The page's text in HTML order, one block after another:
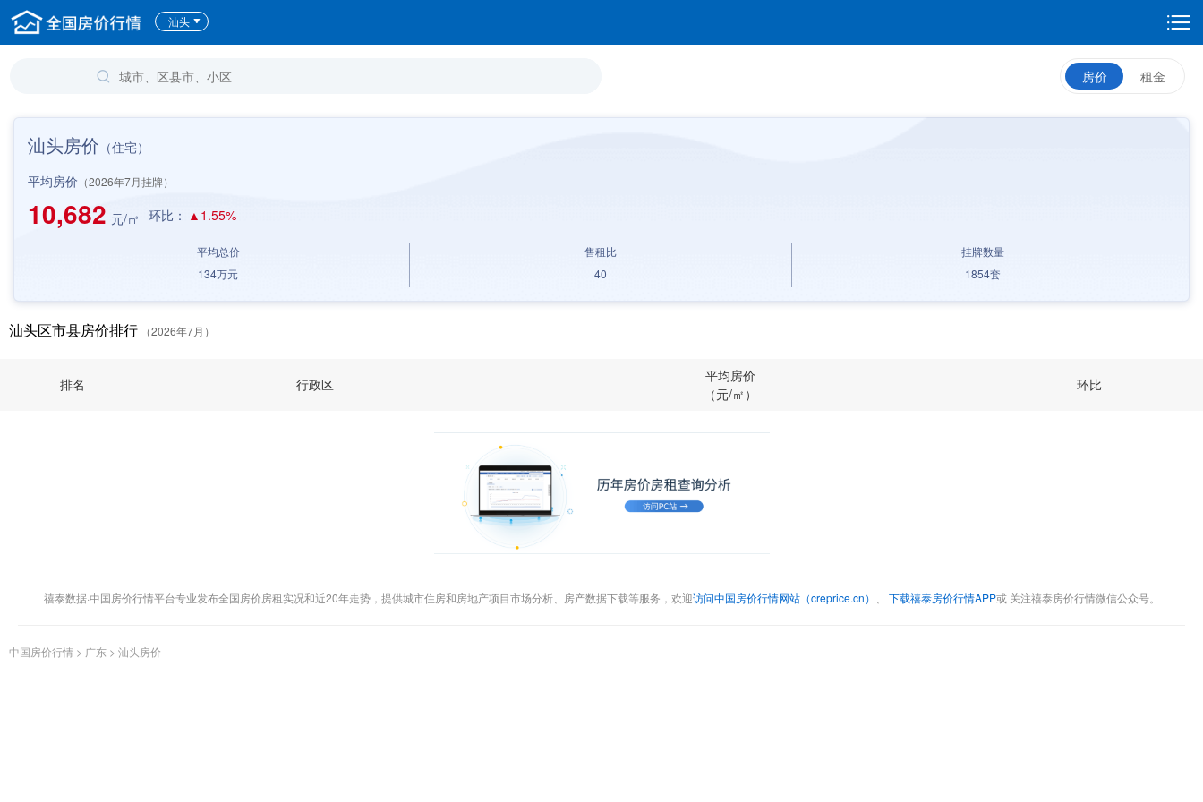
汕头
房价 租金
汕头房价 （住宅）
平均房价 （2026年7月挂牌）
10,682 元/㎡ 环比： ▲1.55%
平均总价
134万元
售租比
40
挂牌数量
1854套
汕头区市县房价排行 （2026年7月）
排名 行政区
平均房价
（元/㎡）
环比
禧泰数据·中国房价行情平台专业发布全国房价房租实况和近20年走势，提供城市住房和房地产项目市场分析、房产数据下载等服务，欢迎访问中国房价行情网站（creprice.cn） 下载禧泰房价行情APP或 关注禧泰房价行情微信公众号。
中国房价行情 > 广东 > 汕头房价